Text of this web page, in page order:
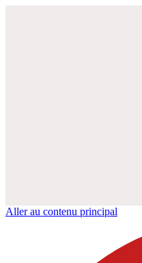
Aller au contenu principal